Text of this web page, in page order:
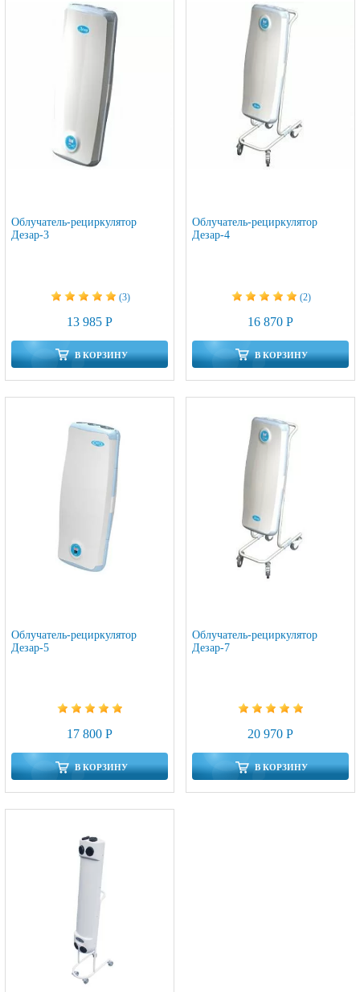
Облучатель-рециркулятор
Дезар-3
(3)
13 985 Р
В КОРЗИНУ
Облучатель-рециркулятор
Дезар-4
(2)
16 870 Р
В КОРЗИНУ
Облучатель-рециркулятор
Дезар-5
17 800 Р
В КОРЗИНУ
Облучатель-рециркулятор
Дезар-7
20 970 Р
В КОРЗИНУ